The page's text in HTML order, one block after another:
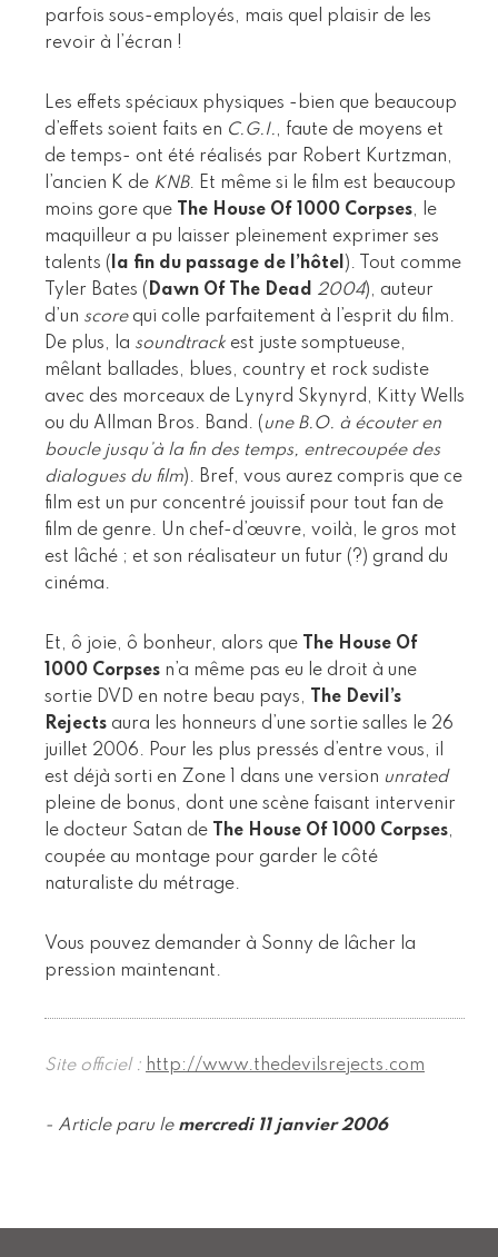
parfois sous-employés, mais quel plaisir de les
revoir à l’écran !
Les effets spéciaux physiques -bien que beaucoup
d’effets soient faits en C.G.I., faute de moyens et
de temps- ont été réalisés par Robert Kurtzman,
l’ancien K de KNB. Et même si le film est beaucoup
moins gore que
The House Of 1000 Corpses, le
maquilleur a pu laisser pleinement exprimer ses
talents ( la fin du passage de l’hôtel ). Tout comme
Tyler Bates ( Dawn Of The Dead 2004), auteur
d’un scorequi colle parfaitement à l’esprit du film.
De plus, la soundtrack est juste somptueuse,
mêlant ballades, blues, country et rock sudiste
avec des morceaux de Lynyrd Skynyrd, Kitty Wells
ou du Allman Bros. Band. ( une B.O. à écouter en
boucle jusqu’à la fin des temps, entrecoupée des
dialogues du film). Bref, vous aurez compris que ce
film est un pur concentré jouissif pour tout fan de
film de genre. Un chef-d’œuvre, voilà, le gros mot
est lâché ; et son réalisateur un futur (?) grand du
cinéma.
Et, ô joie, ô bonheur, alors que
The House Of
1000 Corpses n’a même pas eu le droit à une
sortie DVD en notre beau pays,
The Devil’s
Rejects aura les honneurs d’une sortie salles le 26
juillet 2006. Pour les plus pressés d’entre vous, il
est déjà sorti en Zone 1 dans une version unrated
pleine de bonus, dont une scène faisant intervenir
le docteur Satan de
The House Of 1000 Corpses,
coupée au montage pour garder le côté
naturaliste du métrage.
Vous pouvez demander à Sonny de lâcher la
pression maintenant.
Site officiel : http://www.thedevilsrejects.com
- Article paru le mercredi 11 janvier 2006